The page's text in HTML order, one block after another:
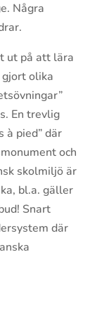
Några
ut på att lära
gjort olika
En trevlig
à pied” där
och
skolmiljö är
bl.a. gäller
Snart
där